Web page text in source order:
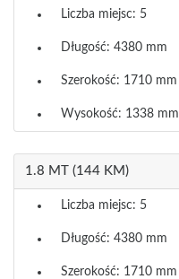
Liczba miejsc: 5
Długość: 4380 mm
Szerokość: 1710 mm
Wysokość: 1338 mm
1.8 MT (144 KM)
Liczba miejsc: 5
Długość: 4380 mm
Szerokość: 1710 mm